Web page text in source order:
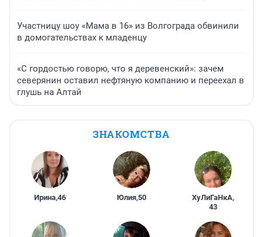
Участницу шоу «Мама в 16» из Волгограда обвинили
в домогательствах к младенцу
«С гордостью говорю, что я деревенский»: зачем
северянин оставил нефтяную компанию и переехал в
глушь на Алтай
ЗНАКОМСТВА
Ирина,46 Юлия,50 ХуЛиГаНкА,
43